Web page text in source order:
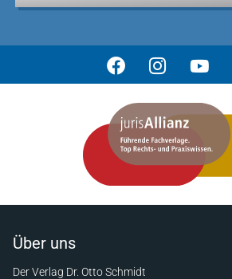
Über uns
Der Verlag Dr. Otto Schmidt